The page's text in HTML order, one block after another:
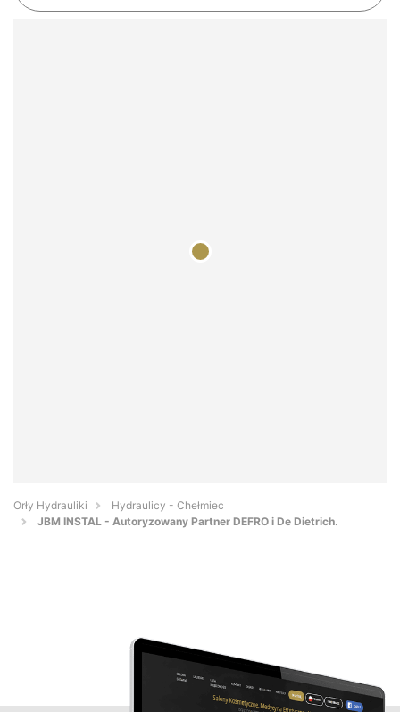
Orły Hydrauliki
Hydraulicy - Chełmiec
JBM INSTAL - Autoryzowany Partner DEFRO i De Dietrich.